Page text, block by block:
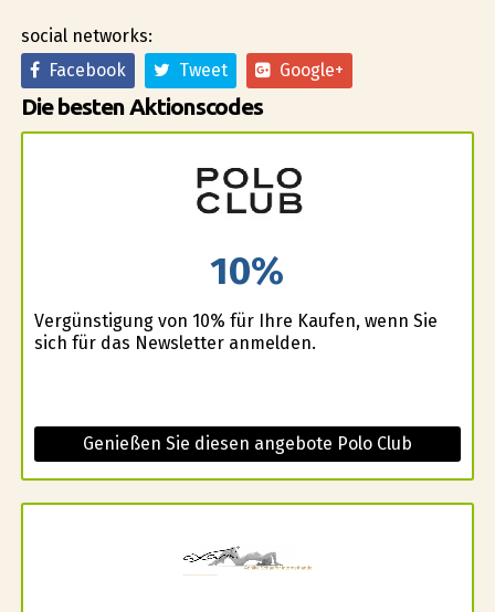
social networks:
Facebook
Tweet Google+
Die besten Aktionscodes
10%
Vergünstigung von 10% für Ihre Kaufen, wenn Sie
sich für das Newsletter anmelden.
Genießen Sie diesen angebote Polo Club